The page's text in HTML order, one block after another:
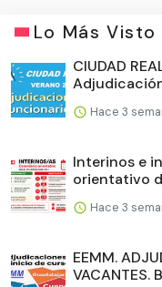
Lo Más Visto
CIUDAD
Hace 3
Interinos e
orientativo
Hace 3
EEMM.
VACANTES.